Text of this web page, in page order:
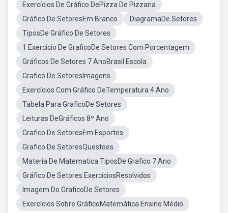
Exercícios De Gráfico DePizza De Pizzaria
Gráfico De SetoresEm Branco
DiagramaDe Setores
TiposDe Gráfico De Setores
1 Exercicio De GraficoDe Setores Com Porcentagem
Gráficos De Setores 7 AnoBrasil Escola
Grafico De SetoresImagens
Exercícios Com Gráfico DeTemperatura 4 Ano
Tabela Para GraficoDe Setores
Leituras DeGráficos 8º Ano
Grafico De SetoresEm Esportes
Grafico De SetoresQuestoes
Materia De Matematica TiposDe Grafico 7 Ano
Gráfico De Setores ExercíciosResolvidos
Imagem Do GraficoDe Setores
Exercícios Sobre GráficoMatemática Ensino Médio